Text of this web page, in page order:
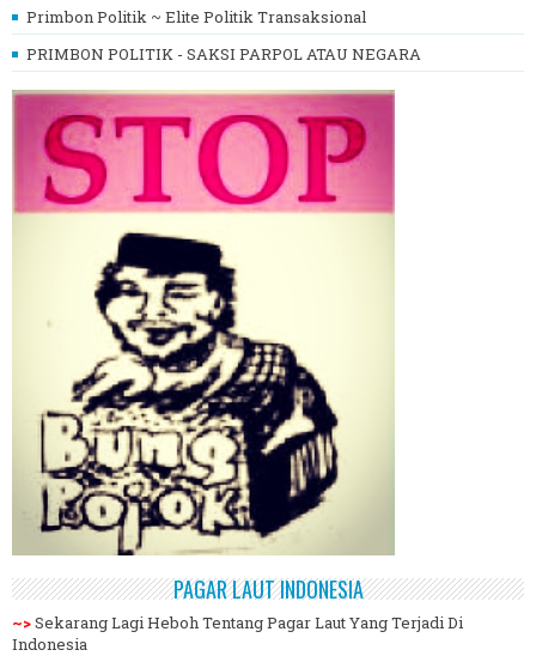
Primbon Politik ~ Elite Politik Transaksional
PRIMBON POLITIK - SAKSI PARPOL ATAU NEGARA
PAGAR LAUT INDONESIA
~>Sekarang Lagi Heboh Tentang Pagar Laut Yang Terjadi Di
Indonesia